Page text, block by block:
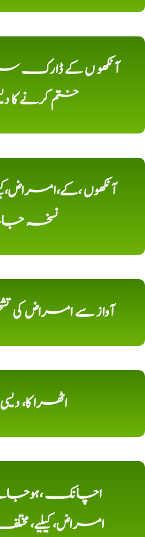
آنکھو ں کے ڈارک
ختم کرنے کا
آنکھوں
نسخہ
آواز سے امراض کی
اٹھرا کا،
اچانک
امراض، کیلیے،